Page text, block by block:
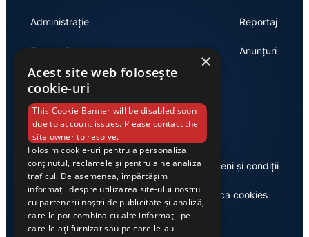
Administrație
Economie
Reportaj
Anunțuri
Link-uri utile
Despre noi
Casa de editură Exclusiv
Termeni și condiții
Politica cookies
×
Acest site web folosește
cookie-uri
This Cookie Banner will be disabled soon
due to account issues. Please contact the
site owner to resolve.
Folosim cookie-uri pentru a personaliza
conținutul, reclamele și pentru a ne analiza
traficul. De asemenea, împărtășim
informații despre utilizarea site-ului nostru
cu partenerii noștri de publicitate și analiză,
care le pot combina cu alte informații pe
care le-ați furnizat sau pe care le-au